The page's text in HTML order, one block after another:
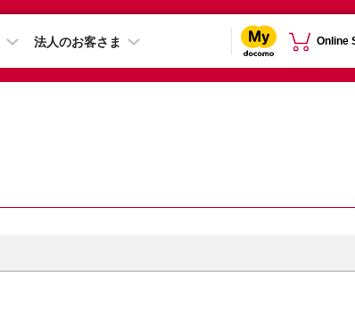
法人のお客さま Online